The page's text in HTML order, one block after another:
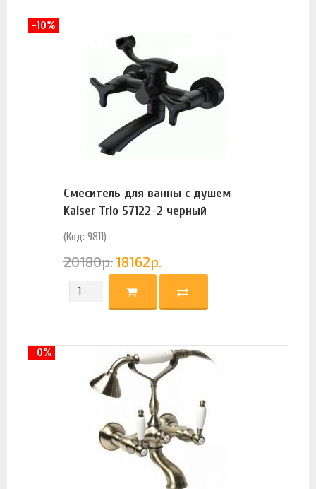
Смеситель для ванны с душем
Kaiser Trio 57122-2 черный
(Код: 9811)
20180р.18162р.
-10%
-0%